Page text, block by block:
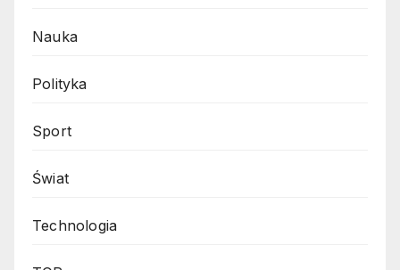
Nauka
Polityka
Sport
Świat
Technologia